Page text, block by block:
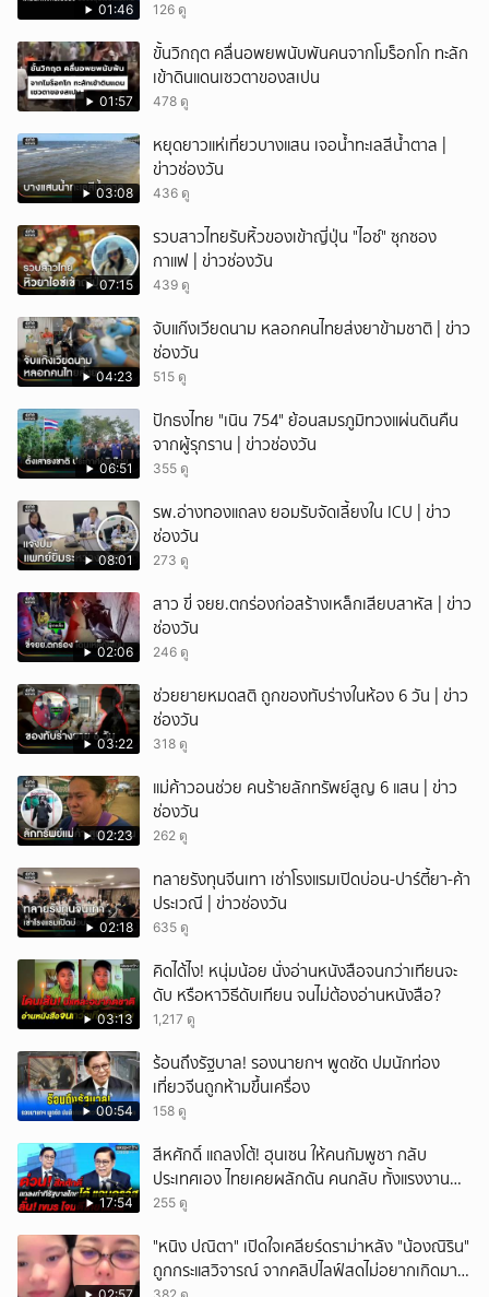
01:46 126 ดู
01:57
ขั้นวิกฤต คลื่นอพยพนับพันคนจากโมร็อกโก ทะลัก
เข้าดินแดนเซวตาของสเปน
478 ดู
03:08
หยุดยาวแห่เที่ยวบางแสน เจอน้ำทะเลสีน้ำตาล |
ข่าวช่องวัน
436 ดู
07:15
รวบสาวไทยรับหิ้วของเข้าญี่ปุ่น "ไอซ์" ซุกซอง
กาแฟ | ข่าวช่องวัน
439 ดู
04:23
จับแก๊งเวียดนาม หลอกคนไทยส่งยาข้ามชาติ | ข่าว
ช่องวัน
515 ดู
06:51
ปักธงไทย "เนิน 754" ย้อนสมรภูมิทวงแผ่นดินคืน
จากผู้รุกราน | ข่าวช่องวัน
355 ดู
08:01
รพ.อ่างทองแถลง ยอมรับจัดเลี้ยงใน ICU | ข่าว
ช่องวัน
273 ดู
02:06
สาว ขี่ จยย.ตกร่องก่อสร้างเหล็กเสียบสาหัส | ข่าว
ช่องวัน
246 ดู
03:22
ช่วยยายหมดสติ ถูกของทับร่างในห้อง 6 วัน | ข่าว
ช่องวัน
318 ดู
02:23
แม่ค้าวอนช่วย คนร้ายลักทรัพย์สูญ 6 แสน | ข่าว
ช่องวัน
262 ดู
02:18
ทลายรังทุนจีนเทา เช่าโรงแรมเปิดบ่อน-ปาร์ตี้ยา-ค้า
ประเวณี | ข่าวช่องวัน
635 ดู
03:13
คิดได้ไง! หนุ่มน้อย นั่งอ่านหนังสือจนกว่าเทียนจะ
ดับ หรือหาวิธีดับเทียน จนไม่ต้องอ่านหนังสือ?
1,217 ดู
00:54
ร้อนถึงรัฐบาล! รองนายกฯ พูดชัด ปมนักท่อง
เที่ยวจีนถูกห้ามขึ้นเครื่อง
158 ดู
17:54
สีหศักดิ์ แถลงโต้! ฮุนเซน ให้คนกัมพูชา กลับ
ประเทศเอง ไทยเคยผลักดัน คนกลับ ทั้งแรงงาน
ถูก-ผิดกฎหมาย
255 ดู
"หนิง ปณิตา" เปิดใจเคลียร์ดราม่าหลัง "น้องณิริน"
ถูกกระแสวิจารณ์ จากคลิปไลฟ์สดไม่อยากเกิดมา